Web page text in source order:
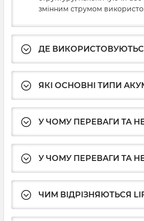
змінним струмом
ДЕ
ЯКІ ОСНОВНІ ТИПИ
У ЧОМУ ПЕРЕВАГИ ТА
У ЧОМУ ПЕРЕВАГИ ТА
ЧИМ ВІДРІЗНЯЮТЬСЯ